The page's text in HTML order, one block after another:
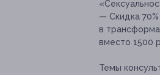
— Скидка
в
вместо 1500
Темы